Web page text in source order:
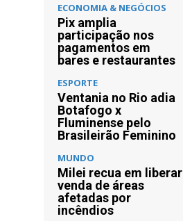
ECONOMIA & NEGÓCIOS
Pix amplia
participação nos
pagamentos em
bares e restaurantes
ESPORTE
Ventania no Rio adia
Botafogo x
Fluminense pelo
Brasileirão Feminino
MUNDO
Milei recua em liberar
venda de áreas
afetadas por
incêndios